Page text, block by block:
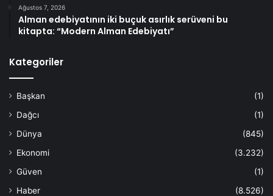
Ağustos 7, 2026
Alman edebiyatının iki buçuk asırlık serüveni bu
kitapta: “Modern Alman Edebiyatı”
Kategoriler
Başkan
(1)
Dağcı
(1)
Dünya
(845)
Ekonomi
(3.232)
Güven
(1)
Haber
(8.526)